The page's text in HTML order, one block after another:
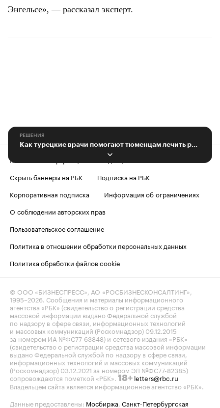
Энгельсе», — рассказал эксперт.
РЕШЕНИЯ
Контактная информация
Редакция
Скрыть баннеры на РБК
Подписка на РБК
Корпоративная подписка
Информация об ограничениях
О соблюдении авторских прав
Пользовательское соглашение
Политика в отношении обработки персональных данных
Политика обработки файлов cookie
© ООО «БИЗНЕСПРЕСС», АО «РОСБИЗНЕСКОНСАЛТИНГ»,
1995–2026 . Сообщения и материалы информационного
агентства «РБК» (свидетельство о регистрации средства
массовой информации выдано Федеральной службой
по надзору в сфере связи, информационных технологий
и массовых коммуникаций (Роскомнадзор) 09.12.2015
за номером ИА №ФС77-63848) и сетевого издания «РБК»
(свидетельство о регистрации средства массовой информации
выдано Федеральной службой по надзору в сфере связи,
информационных технологий и массовых коммуникаций
(Роскомнадзор) 03.12.2021 за номером ЭЛ №ФС77-82385)
сопровождаются пометкой «РБК». 18+ letters@rbc.ru
Владельцем сайта является информационное агентство «РБК».
Данные предоставлены: Мосбиржа Санкт-Петербургская